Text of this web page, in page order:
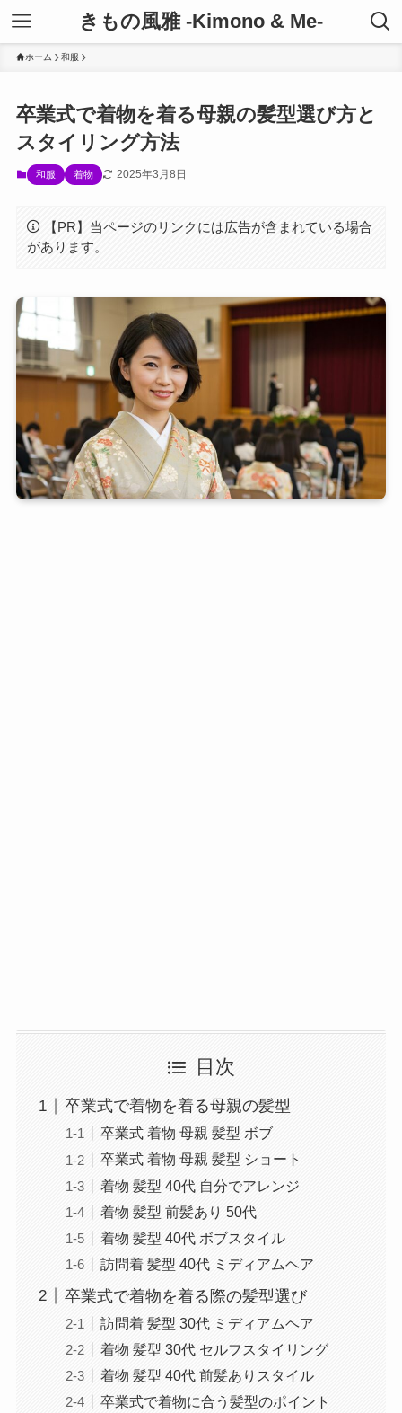
きもの風雅 -Kimono & Me-
ホーム 和服
卒業式で着物を着る母親の髪型選び方と
スタイリング方法
和服 着物 2025年3月8日
【PR】当ページのリンクには広告が含まれている場合
があります。
目次
卒業式で着物を着る母親の髪型
卒業式 着物 母親 髪型 ボブ
卒業式 着物 母親 髪型 ショート
着物 髪型 40代 自分でアレンジ
着物 髪型 前髪あり 50代
着物 髪型 40代 ボブスタイル
訪問着 髪型 40代 ミディアムヘア
卒業式で着物を着る際の髪型選び
訪問着 髪型 30代 ミディアムヘア
着物 髪型 30代 セルフスタイリング
着物 髪型 40代 前髪ありスタイル
卒業式で着物に合う髪型のポイント